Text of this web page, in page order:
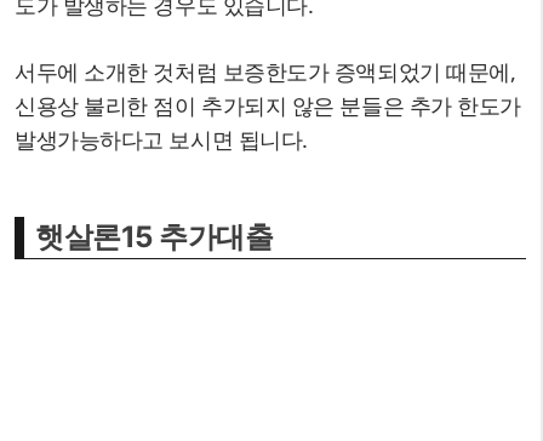
서두에 소개한 것처럼 보증한도가 증액되었기 때문에,
신용상 불리한 점이 추가되지 않은 분들은 추가 한도가
발생가능하다고 보시면 됩니다.
햇살론15 추가대출